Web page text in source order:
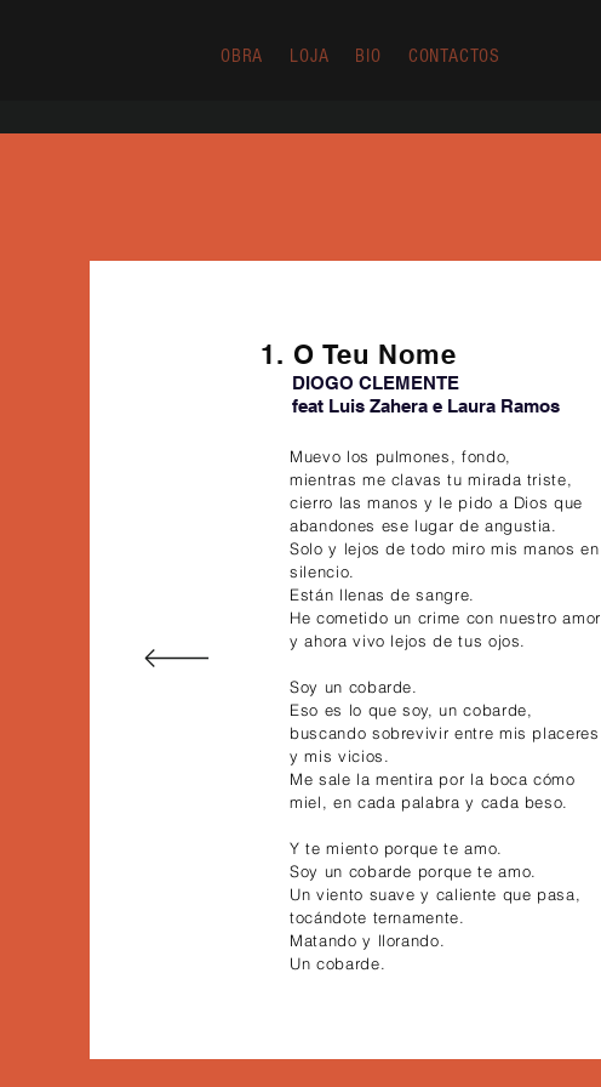
OBRA LOJA BIO CONTACTOS
1. O Teu Nome
DIOGO CLEMENTE
feat Luis Zahera e Laura Ramos
Muevo los pulmones, fondo,
mientras me clavas tu mirada triste,
cierro las manos y le pido a Dios que
abandones ese lugar de angustia.
Solo y lejos de todo miro mis manos en
silencio.
Están llenas de sangre.
He cometido un crime con nuestro amor
y ahora vivo lejos de tus ojos.
Soy un cobarde.
Eso es lo que soy, un cobarde,
buscando sobrevivir entre mis placeres
y mis vicios.
Me sale la mentira por la boca cómo
miel, en cada palabra y cada beso.
Y te miento porque te amo.
Soy un cobarde porque te amo.
Un viento suave y caliente que pasa,
tocándote ternamente.
Matando y llorando.
Un cobarde.